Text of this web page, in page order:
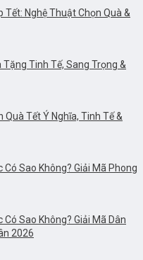
Tết: Nghệ Thuật Chọn Quà &
Tặng Tinh Tế, Sang Trọng &
Quà Tết Ý Nghĩa, Tinh Tế &
Sao Không? Giải Mã Phong
Sao Không? Giải Mã Dân
2026